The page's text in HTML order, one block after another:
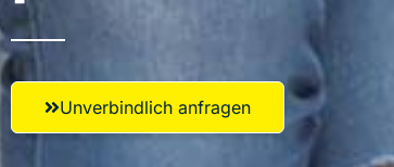
Unverbindlich anfragen